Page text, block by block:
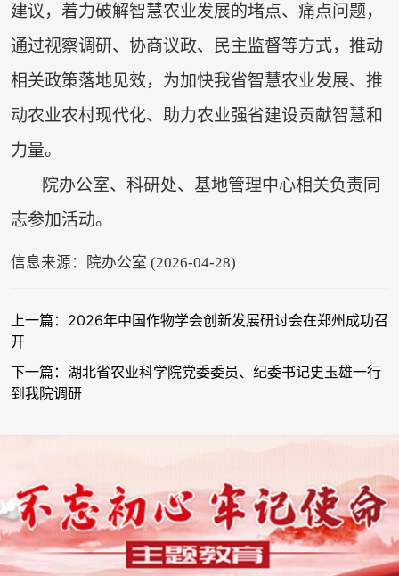
建议，着力破解智慧农业发展的堵点、痛点问题，
通过视察调研、协商议政、民主监督等方式，推动
相关政策落地见效，为加快我省智慧农业发展、推
动农业农村现代化、助力农业强省建设贡献智慧和
力量。
院办公室、科研处、基地管理中心相关负责同
志参加活动。
信息来源：院办公室 (2026-04-28)
上一篇：2026年中国作物学会创新发展研讨会在郑州成功召
开
下一篇：湖北省农业科学院党委委员、纪委书记史玉雄一行
到我院调研